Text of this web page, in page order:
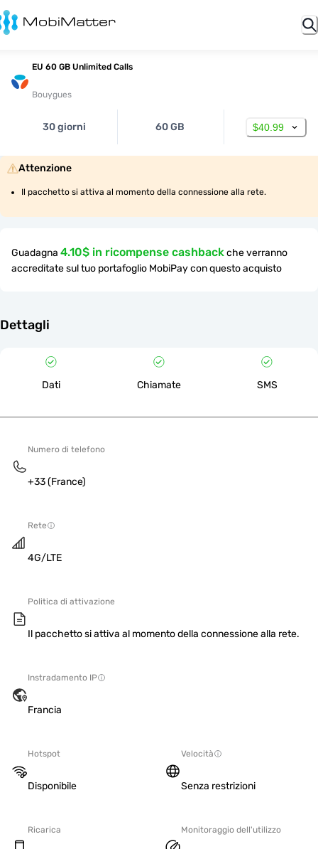
EU 60 GB Unlimited Calls
Bouygues
30 giorni 60 GB $40.99
Attenzione
Il pacchetto si attiva al momento della connessione alla rete.
Guadagna 4.10$ in ricompense cashbackche verranno
accreditate sul tuo portafoglio MobiPay con questo acquisto
Dettagli
Dati Chiamate SMS
Numero di telefono
+33 (France)
Rete
4G/LTE
Politica di attivazione
Il pacchetto si attiva al momento della connessione alla rete.
Instradamento IP
Francia
Hotspot
Disponibile
Velocità
Senza restrizioni
Ricarica Monitoraggio dell'utilizzo